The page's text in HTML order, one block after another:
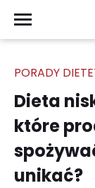
PORADY
Dieta
które
unikać?